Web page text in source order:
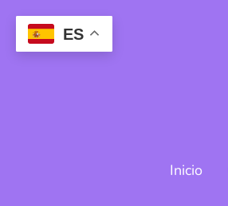
Inicio
ES